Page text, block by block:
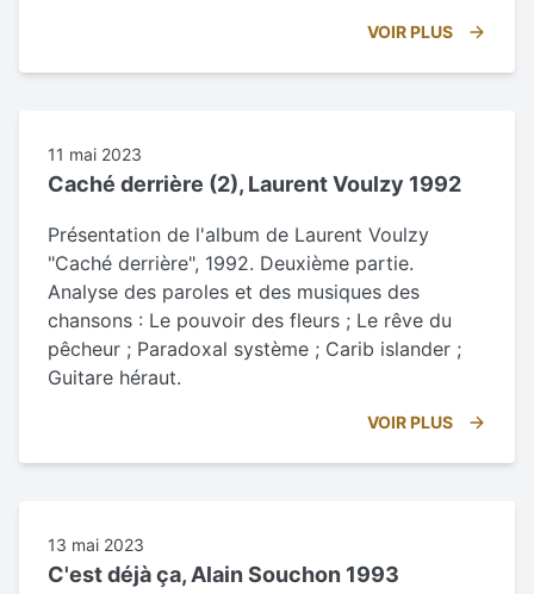
VOIR PLUS
11 mai 2023
Caché derrière (2), Laurent Voulzy 1992
Présentation de l'album de Laurent Voulzy
"Caché derrière", 1992. Deuxième partie.
Analyse des paroles et des musiques des
chansons : Le pouvoir des fleurs ; Le rêve du
pêcheur ; Paradoxal système ; Carib islander ;
Guitare héraut.
VOIR PLUS
13 mai 2023
C'est déjà ça, Alain Souchon 1993